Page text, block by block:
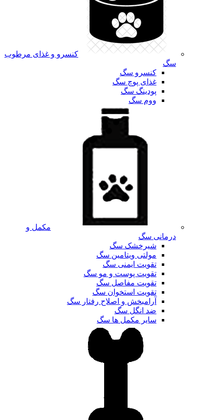
کنسرو و غذای مرطوب
سگ
کنسرو سگ
غذای پوچ سگ
پودینگ سگ
ووم سگ
مکمل و
درمانی سگ
شیرخشک سگ
مولتی ویتامین سگ
تقویت ایمنی سگ
تقویت پوست و مو سگ
تقویت مفاصل سگ
تقویت استخوان سگ
آرامبخش و اصلاح رفتار سگ
ضد انگل سگ
سایر مکمل ها سگ